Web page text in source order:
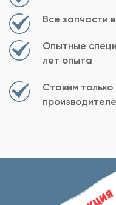
Все запчасти
Опытные
лет опыта
Ставим